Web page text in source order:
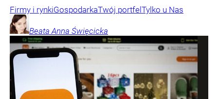
Firmy i rynkiGospodarkaTwój portfelTylko u Nas
Beata Anna Święcicka